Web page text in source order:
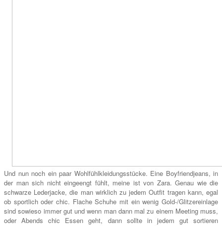
Und nun noch ein paar Wohlfühlkleidungsstücke. Eine Boyfriendjeans, in
der man sich nicht eingeengt fühlt, meine ist von Zara. Genau wie die
schwarze Lederjacke, die man wirklich zu jedem Outfit tragen kann, egal
ob sportlich oder chic. Flache Schuhe mit ein wenig Gold-/Glitzereinlage
sind sowieso immer gut und wenn man dann mal zu einem Meeting muss,
oder Abends chic Essen geht, dann sollte in jedem gut sortieren